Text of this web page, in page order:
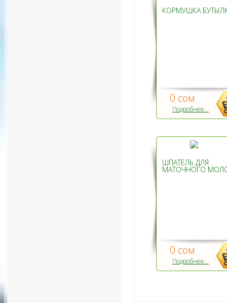
КОРМУШКА
0 сом
Подробнее...
ШПАТЕЛЬ ДЛЯ
МАТОЧНОГО
0 сом
Подробнее...